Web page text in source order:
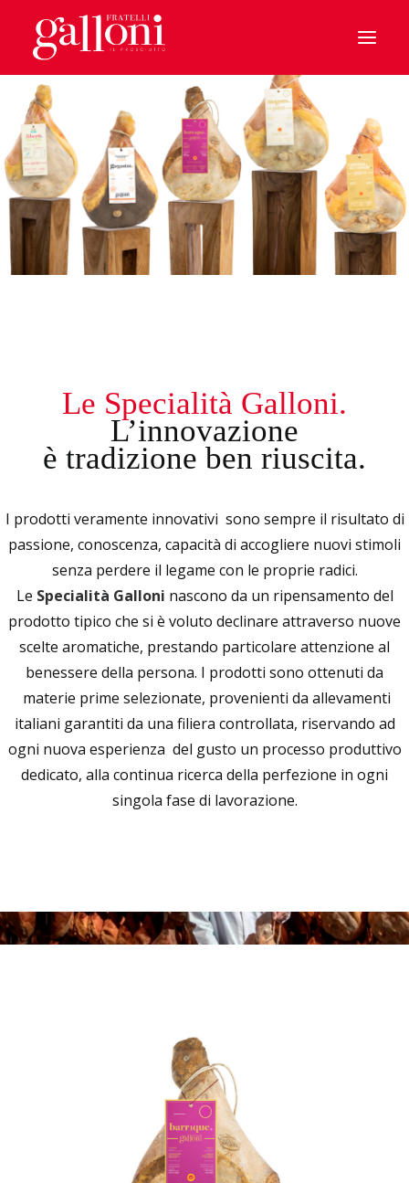
HOME
IL PROSCIUTTO
CHI SIAMO
BENVENUTI A CASA
IL PARMA
NEWS & PRESS
CONTATTI
ITALIANO
RICERCA
Le Specialità Galloni.
L’innovazione
è tradizione ben riuscita.
I prodotti veramente innovativi sono sempre il risultato di
passione, conoscenza, capacità di accogliere nuovi stimoli
senza perdere il legame con le proprie radici.
Le Specialità Galloni nascono da un ripensamento del
prodotto tipico che si è voluto declinare attraverso nuove
scelte aromatiche, prestando particolare attenzione al
benessere della persona. I prodotti sono ottenuti da
materie prime selezionate, provenienti da allevamenti
italiani garantiti da una filiera controllata, riservando ad
ogni nuova esperienza del gusto un processo produttivo
dedicato, alla continua ricerca della perfezione in ogni
singola fase di lavorazione.